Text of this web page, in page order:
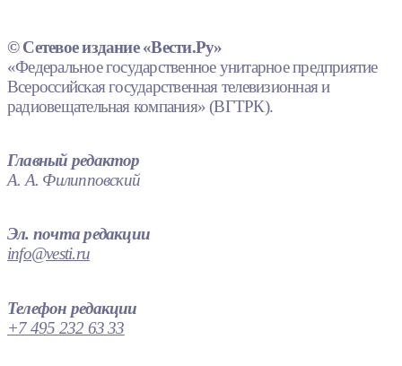
© Сетевое издание «Вести.Ру»
«Федеральное государственное унитарное предприятие
Всероссийская государственная телевизионная и
радиовещательная компания» (ВГТРК).
Главный редактор
А. А. Филипповский
Эл. почта редакции
info@vesti.ru
Телефон редакции
+7 495 232 63 33